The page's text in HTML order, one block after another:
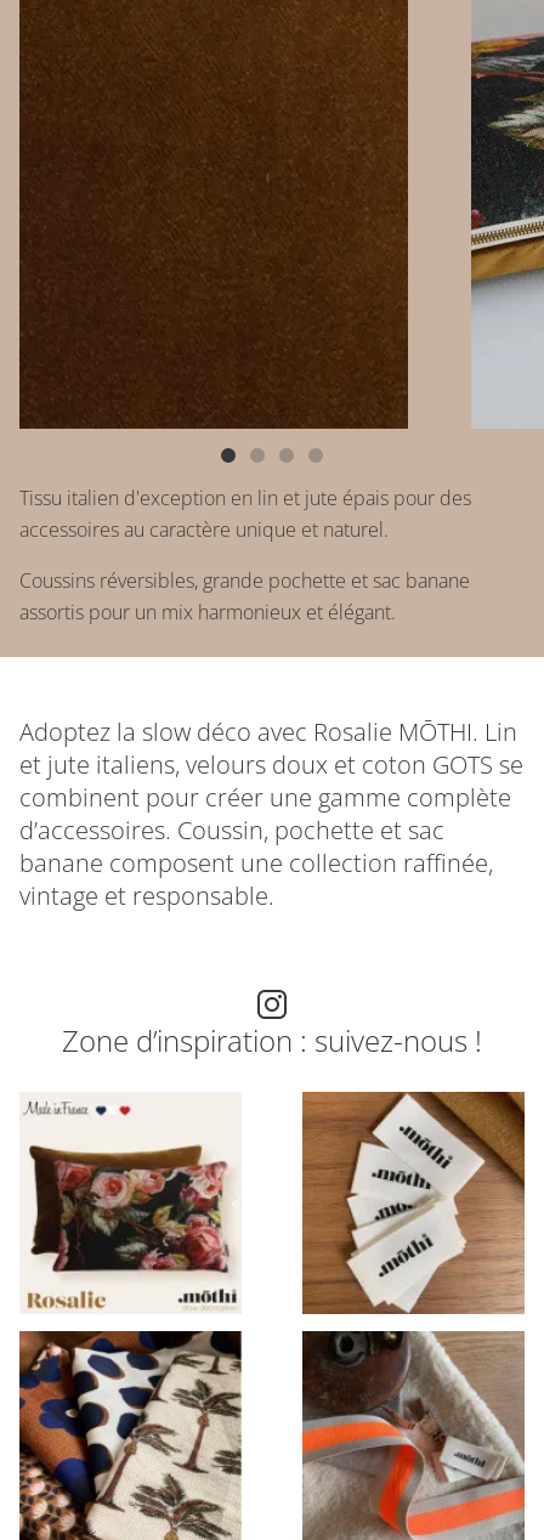
Tissu italien d'exception en lin et jute épais pour des
accessoires au caractère unique et naturel.
Coussins réversibles, grande pochette et sac banane
assortis pour un mix harmonieux et élégant.
Adoptez la slow déco avec Rosalie MŌTHI. Lin
et jute italiens, velours doux et coton GOTS se
combinent pour créer une gamme complète
d’accessoires. Coussin, pochette et sac
banane composent une collection raffinée,
vintage et responsable.
Zone d’inspiration : suivez-nous !